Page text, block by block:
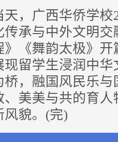
广西华侨学校
传承与中外文明
》《舞韵太极》
现留学生浸润中
桥，融国风民乐
、美美与共的育
风貌。(完)